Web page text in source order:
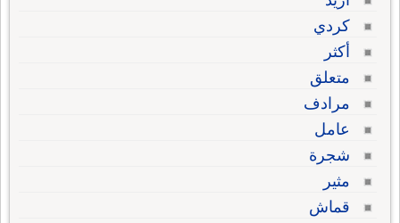
كردي
أكثر
متعلق
مرادف
عامل
شجرة
مثير
قماش